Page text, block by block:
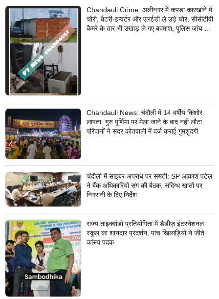
Chandauli Crime: अलीनगर में कपड़ा कारखाने में
चोरी, बैटरी-इन्वर्टर और एलईडी ले उड़े चोर, सीसीटीवी
कैमरे के तार भी उखाड़ ले गए बदमाश, पुलिस जांच में
Chandauli News: चंदौली में 14 वर्षीय किशोर
लापता: गुरु पूर्णिमा पर मेला जाने के बाद नहीं लौटा,
परिजनों ने सदर कोतवाली में दर्ज कराई गुमशुदगी
चंदौली में साइबर अपराध पर सख्ती: SP आकाश पटेल
ने बैंक अधिकारियों संग की बैठक, संदिग्ध खातों पर
निगरानी के दिए निर्देश
राज्य ताइक्वांडो प्रतियोगिता में डैडीज़ इंटरनेशनल
स्कूल का शानदार प्रदर्शन, पांच खिलाड़ियों ने जीते
कांस्य पदक